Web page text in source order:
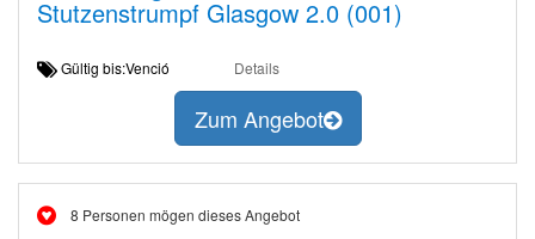
Stutzenstrumpf Glasgow 2.0 (001)
Gültig bis:Venció Details
Zum Angebot
8 Personen mögen dieses Angebot